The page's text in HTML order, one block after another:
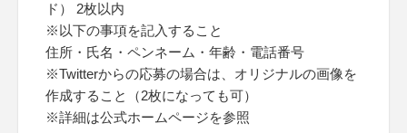
ド） 2枚以内
※以下の事項を記入すること
住所・氏名・ペンネーム・年齢・電話番号
※Twitterからの応募の場合は、オリジナルの画像を
作成すること（2枚になっても可）
※詳細は公式ホームページを参照